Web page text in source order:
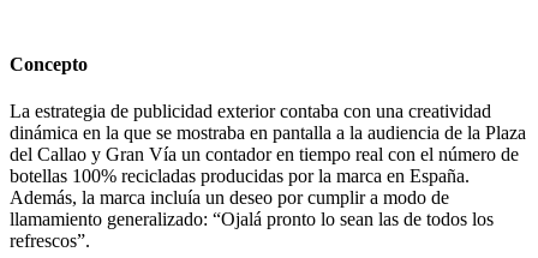
Concepto
La estrategia de publicidad exterior contaba con una creatividad
dinámica en la que se mostraba en pantalla a la audiencia de la Plaza
del Callao y Gran Vía un contador en tiempo real con el número de
botellas 100% recicladas producidas por la marca en España.
Además, la marca incluía un deseo por cumplir a modo de
llamamiento generalizado: “Ojalá pronto lo sean las de todos los
refrescos”.